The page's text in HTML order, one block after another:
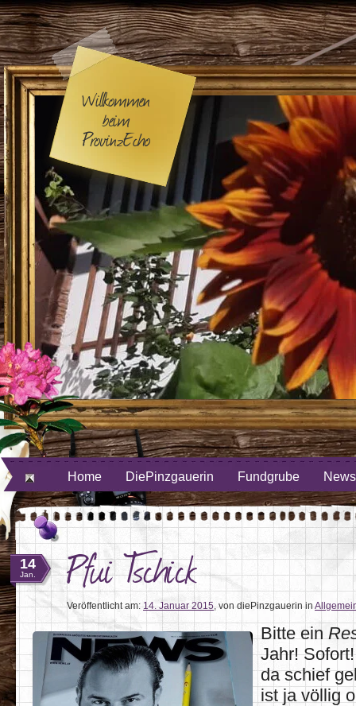
Willkommen
beim
ProvinzEcho
Home DiePinzgauerin Fundgrube
Twitter
14
Jan. Pfui Tschick
Veröffentlicht am:14. Januar 2015,von diePinzgauerinin
Bitte ein
Jahr!
da schief
ist ja völlig